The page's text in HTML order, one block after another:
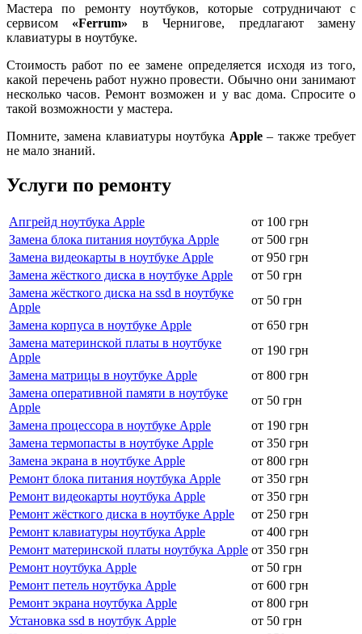
Мастера по ремонту ноутбуков, которые сотрудничают с
сервисом «Ferrum» в Чернигове, предлагают замену
клавиатуры в ноутбуке.
Стоимость работ по ее замене определяется исходя из того,
какой перечень работ нужно провести. Обычно они занимают
несколько часов. Ремонт возможен и у вас дома. Спросите о
такой возможности у мастера.
Помните, замена клавиатуры ноутбука Apple– также требует
не мало знаний.
Услуги по ремонту
Апгрейд ноутбука Apple
от 100 грн
Замена блока питания ноутбука Apple
от 500 грн
Замена видеокарты в ноутбуке Apple
от 950 грн
Замена жёсткого диска в ноутбуке Apple
от 50 грн
Замена жёсткого диска на ssd в ноутбуке
Apple
от 50 грн
Замена корпуса в ноутбуке Apple
от 650 грн
Замена материнской платы в ноутбуке
Apple
от 190 грн
Замена матрицы в ноутбуке Apple
от 800 грн
Замена оперативной памяти в ноутбуке
Apple
от 50 грн
Замена процессора в ноутбуке Apple
от 190 грн
Замена термопасты в ноутбуке Apple
от 350 грн
Замена экрана в ноутбуке Apple
от 800 грн
Ремонт блока питания ноутбука Apple
от 350 грн
Ремонт видеокарты ноутбука Apple
от 350 грн
Ремонт жёсткого диска в ноутбуке Apple
от 250 грн
Ремонт клавиатуры ноутбука Apple
от 400 грн
Ремонт материнской платы ноутбука Apple от 350 грн
Ремонт ноутбука Apple
от 50 грн
Ремонт петель ноутбука Apple
от 600 грн
Ремонт экрана ноутбука Apple
от 800 грн
Установка ssd в ноутбук Apple
от 50 грн